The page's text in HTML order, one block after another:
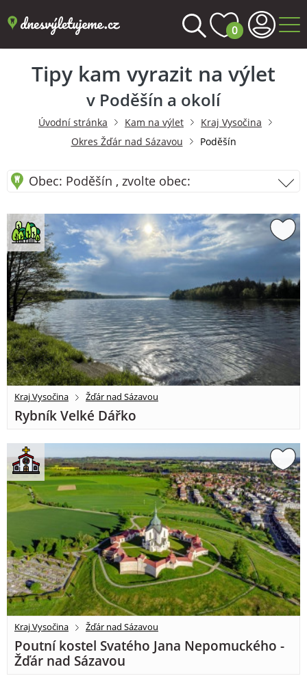
0
Tipy kam vyrazit na výlet
v Poděšín a okolí
Úvodní stránka Kam na výlet
Kraj Vysočina
Okres Žďár nad Sázavou
Poděšín
Obec: Poděšín , zvolte obec:
Kraj Vysočina Žďár nad Sázavou
Rybník Velké Dářko
Kraj Vysočina Žďár nad Sázavou
Poutní kostel Svatého Jana Nepomuckého -
Žďár nad Sázavou